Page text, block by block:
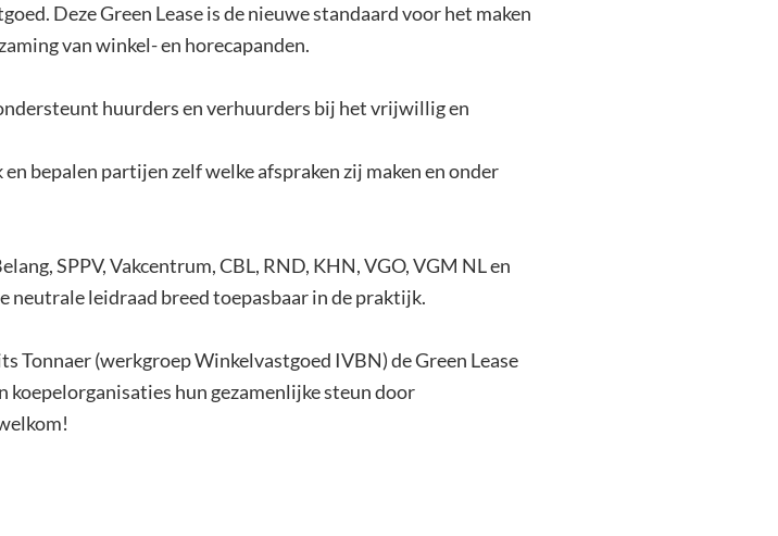
Deze Green Lease is de nieuwe standaard voor het maken
van winkel- en horecapanden.
huurders en verhuurders bij het vrijwillig en
bepalen partijen zelf welke afspraken zij maken en onder
SPPV, Vakcentrum, CBL, RND, KHN, VGO, VGM NL en
leidraad breed toepasbaar in de praktijk.
Tonnaer (werkgroep Winkelvastgoed IVBN) de Green Lease
koepelorganisaties hun gezamenlijke steun door